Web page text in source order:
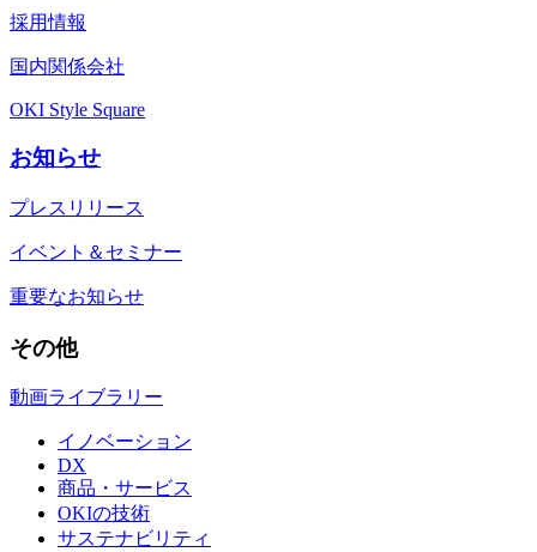
採用情報
国内関係会社
OKI Style Square
お知らせ
プレスリリース
イベント＆セミナー
重要なお知らせ
その他
動画ライブラリー
イノベーション
DX
商品・サービス
OKIの技術
サステナビリティ